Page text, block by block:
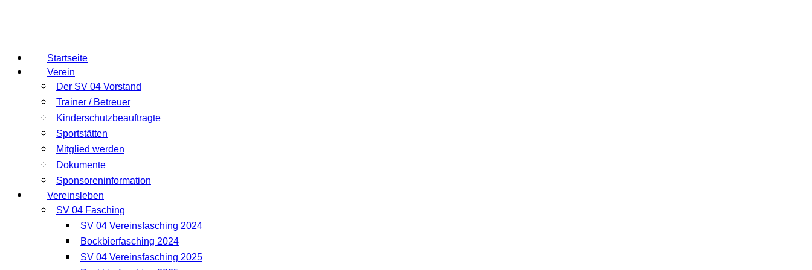
Startseite
Verein
Der SV 04 Vorstand
Trainer / Betreuer
Kinderschutzbeauftragte
Sportstätten
Mitglied werden
Dokumente
Sponsoreninformation
Vereinsleben
SV 04 Fasching
SV 04 Vereinsfasching 2024
Bockbierfasching 2024
SV 04 Vereinsfasching 2025